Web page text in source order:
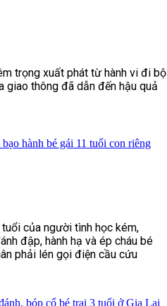
trọng xuất phát từ hành vi đi bộ
giao thông đã dẫn đến hậu quả
hành bé gái 11 tuổi con riêng
của người tình học kém,
đập, hành hạ và ép cháu bé
phải lén gọi điện cầu cứu
bóp cổ bé trai 3 tuổi ở Gia Lai